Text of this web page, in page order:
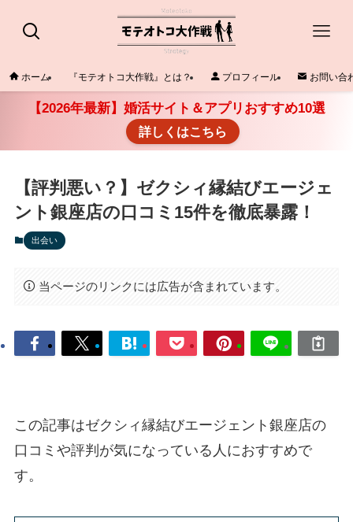
ホーム 『モテオトコ大作戦』とは？ プロフィール お問い合
【2026年最新】婚活サイト＆アプリおすすめ10選
詳しくはこちら
【評判悪い？】ゼクシィ縁結びエージェ
ント銀座店の口コミ15件を徹底暴露！
出会い
当ページのリンクには広告が含まれています。
この記事はゼクシィ縁結びエージェント銀座店の
口コミや評判が気になっている人におすすめで
す。